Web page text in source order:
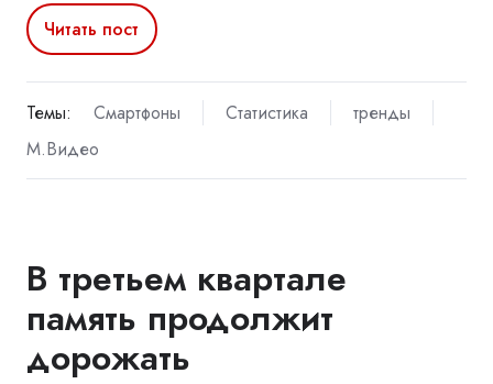
Читать пост
Темы: Смартфоны Статистика
тренды
М.Видео
В третьем квартале
память продолжит
дорожать